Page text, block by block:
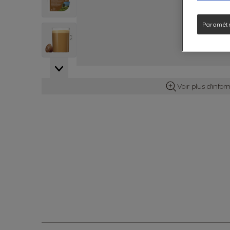
View larger image
Voir plus